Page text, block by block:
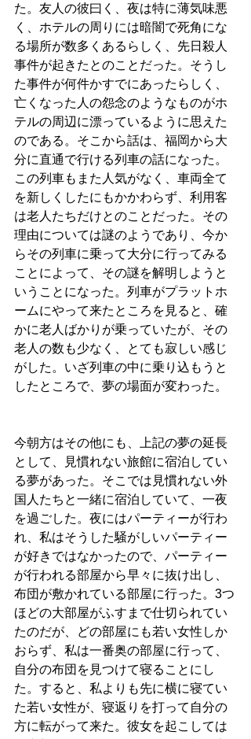
た。友人の彼曰く、夜は特に薄気味悪
く、ホテルの周りには暗闇で死角にな
る場所が数多くあるらしく、先日殺人
事件が起きたとのことだった。そうし
た事件が何件かすでにあったらしく、
亡くなった人の怨念のようなものがホ
テルの周辺に漂っているように思えた
のである。そこから話は、福岡から大
分に直通で行ける列車の話になった。
この列車もまた人気がなく、車両全て
を新しくしたにもかかわらず、利用客
は老人たちだけとのことだった。その
理由については謎のようであり、今か
らその列車に乗って大分に行ってみる
ことによって、その謎を解明しようと
いうことになった。列車がプラットホ
ームにやって来たところを見ると、確
かに老人ばかりが乗っていたが、その
老人の数も少なく、とても寂しい感じ
がした。いざ列車の中に乗り込もうと
したところで、夢の場面が変わった。
今朝方はその他にも、上記の夢の延長
として、見慣れない旅館に宿泊してい
る夢があった。そこでは見慣れない外
国人たちと一緒に宿泊していて、一夜
を過ごした。夜にはパーティーが行わ
れ、私はそうした騒がしいパーティー
が好きではなかったので、パーティー
が行われる部屋から早々に抜け出し、
布団が敷かれている部屋に行った。3つ
ほどの大部屋がふすまで仕切られてい
たのだが、どの部屋にも若い女性しか
おらず、私は一番奥の部屋に行って、
自分の布団を見つけて寝ることにし
た。すると、私よりも先に横に寝てい
た若い女性が、寝返りを打って自分の
方に転がって来た。彼女を起こしては